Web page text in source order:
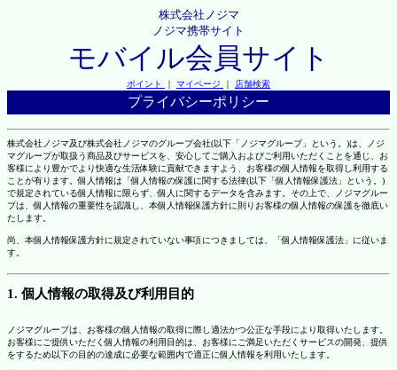
株式会社ノジマ
ノジマ携帯サイト
モバイル会員サイト
ポイント ｜ マイページ ｜ 店舗検索
プライバシーポリシー
株式会社ノジマ及び株式会社ノジマのグループ会社(以下「ノジマグループ」という。)は、ノジ
マグループが取扱う商品及びサービスを、安心してご購入およびご利用いただくことを通じ、お
客様により豊かでより快適な生活体験に貢献できますよう、お客様の個人情報を取得し利用する
ことが有ります。個人情報は「個人情報の保護に関する法律(以下「個人情報保護法」という。)
で規定されている個人情報に限らず、個人に関するデータを含みます。その上で、ノジマグルー
プは、個人情報の重要性を認識し、本個人情報保護方針に則りお客様の個人情報の保護を徹底い
たします。
尚、本個人情報保護方針に規定されていない事項につきましては、「個人情報保護法」に従いま
す。
1. 個人情報の取得及び利用目的
ノジマグループは、お客様の個人情報の取得に際し適法かつ公正な手段により取得いたします。
お客様にご提供いただく個人情報の利用目的は、お客様にご満足いただくサービスの開発、提供
をするため以下の目的の達成に必要な範囲内で適正に個人情報を利用いたします。